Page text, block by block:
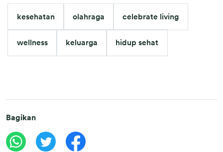
kesehatan olahraga celebrate living
wellness keluarga hidup sehat
Bagikan